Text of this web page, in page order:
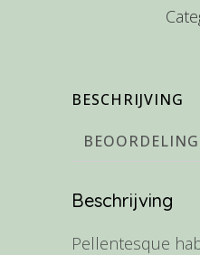
BESCHRIJVING
Beschrijving
Pellentesque